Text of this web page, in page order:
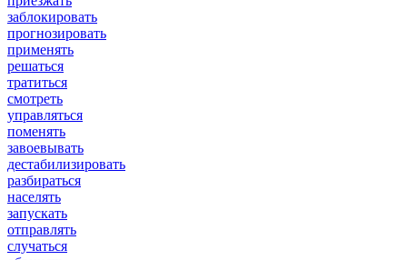
заблокировать
прогнозировать
применять
решаться
тратиться
смотреть
управляться
поменять
завоевывать
дестабилизировать
разбираться
населять
запускать
отправлять
случаться